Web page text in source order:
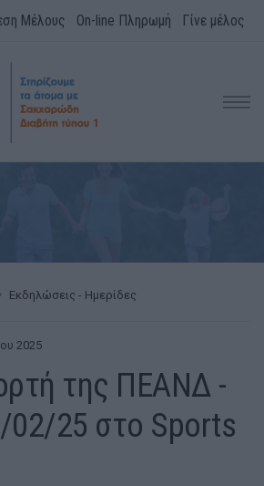
Μέλους On-line Πληρωμή Γίνε μέλος
Εκδηλώσεις - Ημερίδες
2025
της ΠΕΑΝΔ -
02/25 στο Sports